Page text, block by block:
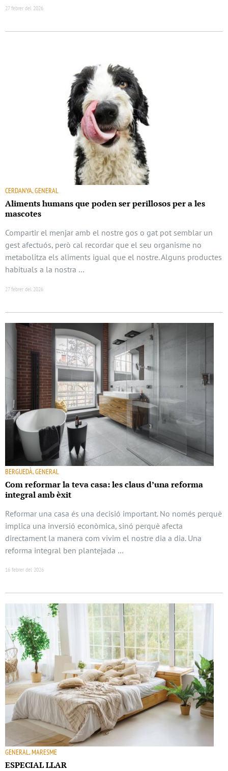
27 febrer del 2026
CERDANYA, GENERAL
Aliments humans que poden ser perillosos per a les
mascotes
Compartir el menjar amb el nostre gos o gat pot semblar un
gest afectuós, però cal recordar que el seu organisme no
metabolitza els aliments igual que el nostre. Alguns productes
habituals a la nostra …
27 febrer del 2026
BERGUEDÀ, GENERAL
Com reformar la teva casa: les claus d’una reforma
integral amb èxit
Reformar una casa és una decisió important. No només perquè
implica una inversió econòmica, sinó perquè afecta
directament la manera com vivim el nostre dia a dia. Una
reforma integral ben plantejada …
16 febrer del 2026
GENERAL, MARESME
ESPECIAL LLAR